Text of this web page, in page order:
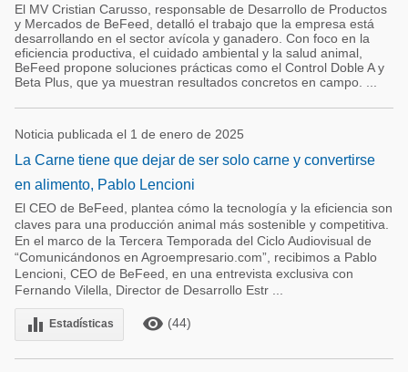
El MV Cristian Carusso, responsable de Desarrollo de Productos
y Mercados de BeFeed, detalló el trabajo que la empresa está
desarrollando en el sector avícola y ganadero. Con foco en la
eficiencia productiva, el cuidado ambiental y la salud animal,
BeFeed propone soluciones prácticas como el Control Doble A y
Beta Plus, que ya muestran resultados concretos en campo. ...
Noticia publicada el 1 de enero de 2025
La Carne tiene que dejar de ser solo carne y convertirse
en alimento, Pablo Lencioni
El CEO de BeFeed, plantea cómo la tecnología y la eficiencia son
claves para una producción animal más sostenible y competitiva.
En el marco de la Tercera Temporada del Ciclo Audiovisual de
“Comunicándonos en Agroempresario.com”, recibimos a Pablo
Lencioni, CEO de BeFeed, en una entrevista exclusiva con
Fernando Vilella, Director de Desarrollo Estr ...
equalizer Estadísticas remove_red_eye (44)